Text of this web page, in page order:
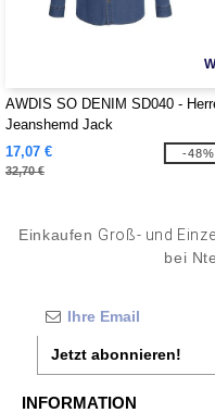
AWDIS SO DENIM SD040 -
Jeanshemd Jack
17,07 €
32,70 €
-48%
Einkaufen Groß- und
bei
Jetzt abonnieren!
INFORMATION